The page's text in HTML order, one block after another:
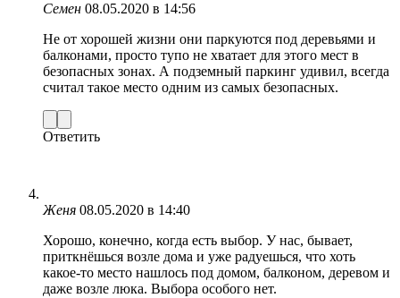
Семен 08.05.2020 в 14:56
Не от хорошей жизни они паркуются под деревьями и
балконами, просто тупо не хватает для этого мест в
безопасных зонах. А подземный паркинг удивил, всегда
считал такое место одним из самых безопасных.
Ответить
Женя 08.05.2020 в 14:40
Хорошо, конечно, когда есть выбор. У нас, бывает,
приткнёшься возле дома и уже радуешься, что хоть
какое-то место нашлось под домом, балконом, деревом и
даже возле люка. Выбора особого нет.